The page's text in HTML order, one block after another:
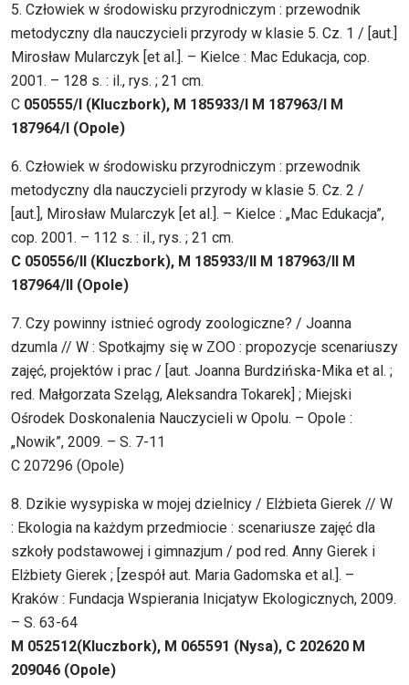
5. Człowiek w środowisku przyrodniczym : przewodnik
metodyczny dla nauczycieli przyrody w klasie 5. Cz. 1 / [aut.]
Mirosław Mularczyk [et al.]. – Kielce : Mac Edukacja, cop.
2001. – 128 s. : il., rys. ; 21 cm.
C 050555/I (Kluczbork), M 185933/I M 187963/I M
187964/I (Opole)
6. Człowiek w środowisku przyrodniczym : przewodnik
metodyczny dla nauczycieli przyrody w klasie 5. Cz. 2 /
[aut.], Mirosław Mularczyk [et al.]. – Kielce : „Mac Edukacja”,
cop. 2001. – 112 s. : il., rys. ; 21 cm.
C 050556/II (Kluczbork), M 185933/II M 187963/II M
187964/II (Opole)
7. Czy powinny istnieć ogrody zoologiczne? / Joanna
dzumla // W : Spotkajmy się w ZOO : propozycje scenariuszy
zajęć, projektów i prac / [aut. Joanna Burdzińska-Mika et al. ;
red. Małgorzata Szeląg, Aleksandra Tokarek] ; Miejski
Ośrodek Doskonalenia Nauczycieli w Opolu. – Opole :
„Nowik”, 2009. – S. 7-11
C 207296 (Opole)
8. Dzikie wysypiska w mojej dzielnicy / Elżbieta Gierek // W
: Ekologia na każdym przedmiocie : scenariusze zajęć dla
szkoły podstawowej i gimnazjum / pod red. Anny Gierek i
Elżbiety Gierek ; [zespół aut. Maria Gadomska et al.]. –
Kraków : Fundacja Wspierania Inicjatyw Ekologicznych, 2009.
– S. 63-64
M 052512(Kluczbork), M 065591 (Nysa), C 202620 M
209046 (Opole)